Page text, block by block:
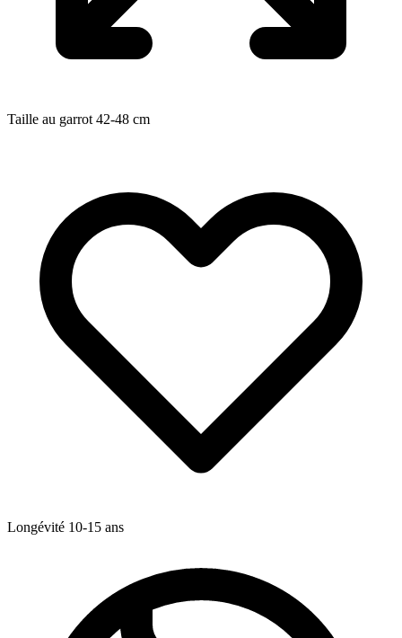
Taille au garrot 42-48 cm
Longévité 10-15 ans